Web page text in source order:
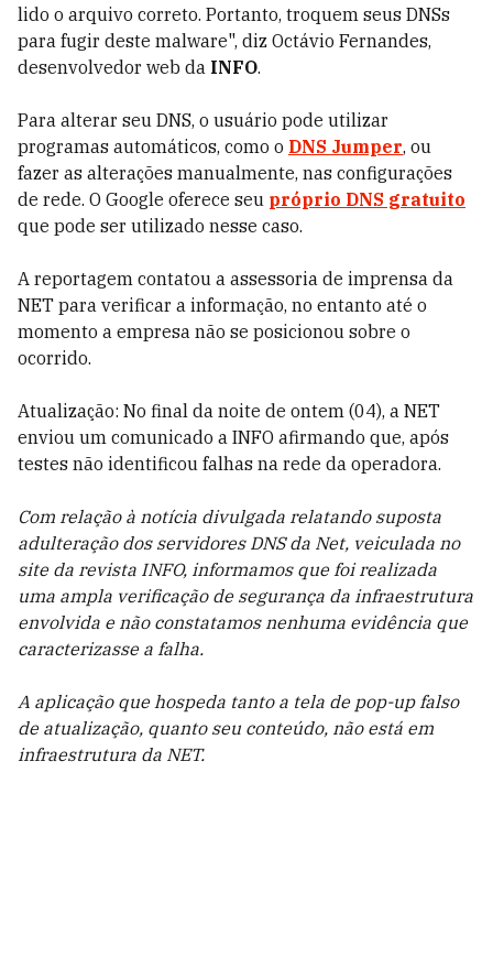
lido o arquivo correto. Portanto, troquem seus DNSs
para fugir deste malware", diz Octávio Fernandes,
desenvolvedor web da INFO.
Para alterar seu DNS, o usuário pode utilizar
programas automáticos, como o DNS Jumper, ou
fazer as alterações manualmente, nas configurações
de rede. O Google oferece seu próprio DNS gratuito
que pode ser utilizado nesse caso.
A reportagem contatou a assessoria de imprensa da
NET para verificar a informação, no entanto até o
momento a empresa não se posicionou sobre o
ocorrido.
Atualização: No final da noite de ontem (04), a NET
enviou um comunicado a INFO afirmando que, após
testes não identificou falhas na rede da operadora.
Com relação à notícia divulgada relatando suposta
adulteração dos servidores DNS da Net, veiculada no
site da revista INFO, informamos que foi realizada
uma ampla verificação de segurança da infraestrutura
envolvida e não constatamos nenhuma evidência que
caracterizasse a falha.
A aplicação que hospeda tanto a tela de pop-up falso
de atualização, quanto seu conteúdo, não está em
infraestrutura da NET.